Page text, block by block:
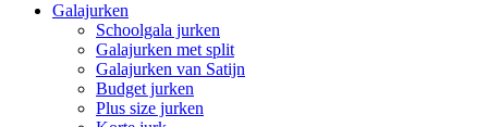
Galajurken
Schoolgala jurken
Galajurken met split
Galajurken van Satijn
Budget jurken
Plus size jurken